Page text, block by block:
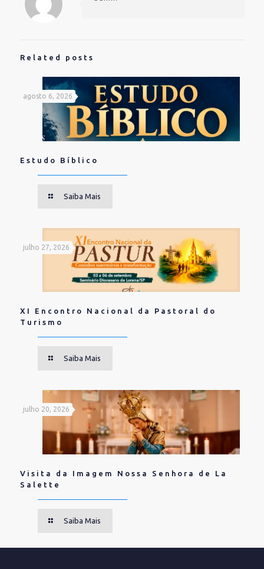
nova
janela)
nova
janela)
janela)
Related posts
agosto 6, 2026
Estudo Bíblico
Saiba Mais
julho 27, 2026
XI Encontro Nacional da Pastoral do
Turismo
Saiba Mais
julho 20, 2026
Visita da Imagem Nossa Senhora de La
Salette
Saiba Mais